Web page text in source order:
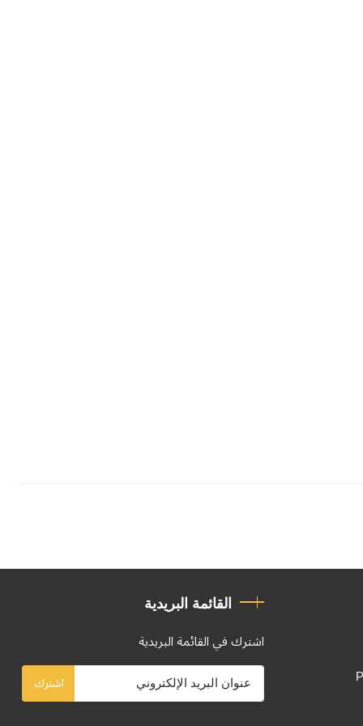
القائمة البريدية
اشترك في القائمة البريدية
اشترك